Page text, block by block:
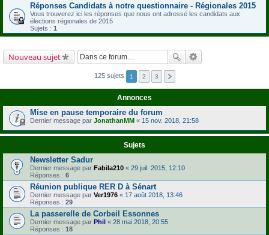
Réponses Candidats à notre questionnaire - Régionales 2015
Vous trouverez ici les réponses que nous ont adressé les candidats aux
élections régionales de 2015
Sujets : 1
Nouveau sujet
125 sujets 1 2 3
Annonces
Mise en pause temporaire du forum
Dernier message par JonathanMM « 15 nov. 2018, 21:58
Sujets
Newsletter Sadur
Dernier message par Fabila210 « 29 juil. 2015, 12:10
Réponses : 6
Réunion publique RER D à Sénart
Dernier message par Ver1976 « 17 août 2018, 13:46
Réponses : 29
La passerelle de Corbeil Essonnes
Dernier message par Phil « 28 mai 2018, 20:55
Réponses : 18